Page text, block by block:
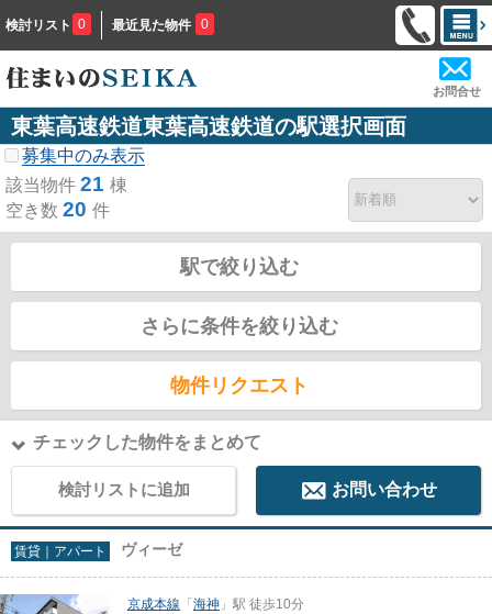
検討リスト 0 最近見た物件 0
お問合せ
東葉高速鉄道東葉高速鉄道の駅選択画面
募集中のみ表示
該当物件 21 棟
空き数 20 件
駅で絞り込む
さらに条件を絞り込む
物件リクエスト
チェックした物件をまとめて
検討リストに追加 お問い合わせ
賃貸｜アパート ヴィーゼ
京成本線 「 海神 」駅 徒歩10分